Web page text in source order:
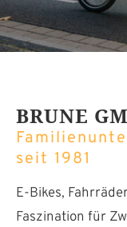
BRUNE
seit 1981
E-Bikes,
Faszination für